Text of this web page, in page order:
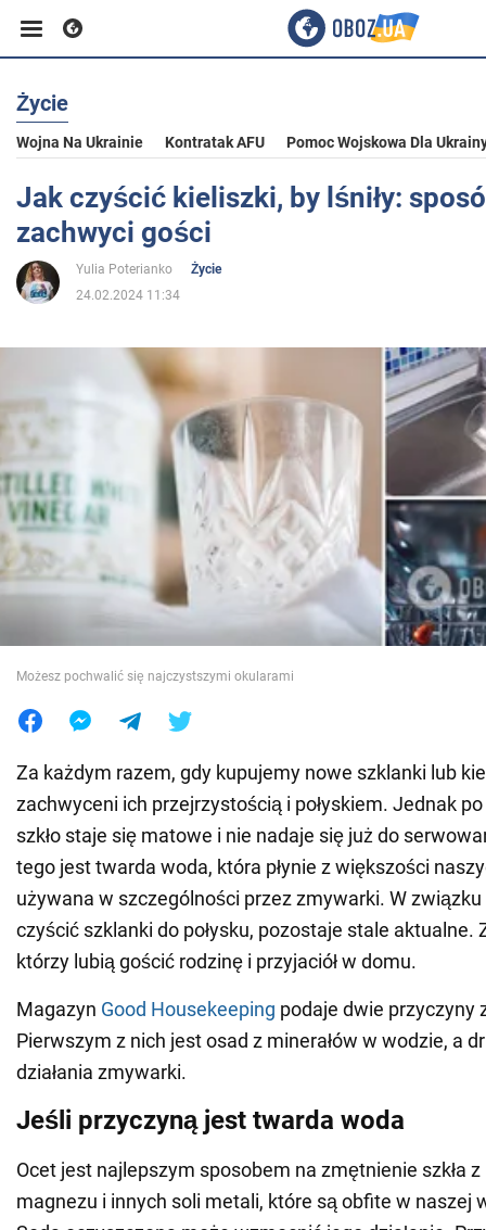
Biznes
Sport
Rozrywka
Polityka
Społeczeństwo
Wojna na Ukrainie
Jedzenie
Życie
Wojna Na Ukrainie Kontratak AFU Pomoc Wojskowa Dla
Jak czyścić kieliszki, by lśniły:
zachwyci gości
Yulia Poterianko
Życie
24.02.2024 11:34
Możesz pochwalić się najczystszymi okularami
Za każdym razem, gdy kupujemy nowe szklanki lub
zachwyceni ich przejrzystością i połyskiem. Jednak
szkło staje się matowe i nie nadaje się już do
tego jest twarda woda, która płynie z większości
używana w szczególności przez zmywarki. W
czyścić szklanki do połysku, pozostaje stale aktualne.
którzy lubią gościć rodzinę i przyjaciół w domu.
Magazyn Good Housekeeping podaje dwie przyczyny
Pierwszym z nich jest osad z minerałów w wodzie, a
działania zmywarki.
Jeśli przyczyną jest twarda woda
Ocet jest najlepszym sposobem na zmętnienie szkła
magnezu i innych soli metali, które są obfite w naszej